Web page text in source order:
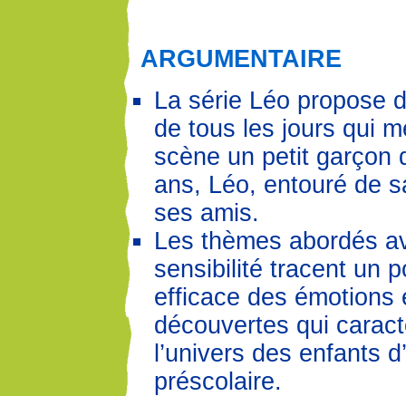
ARGUMENTAIRE
La série Léo propose
de tous les jours qui
scène un petit garçon
ans, Léo, entouré de
ses amis.
Les thèmes abordés
sensibilité tracent un
efficace des émotions
découvertes qui
l’univers des enfants
préscolaire.